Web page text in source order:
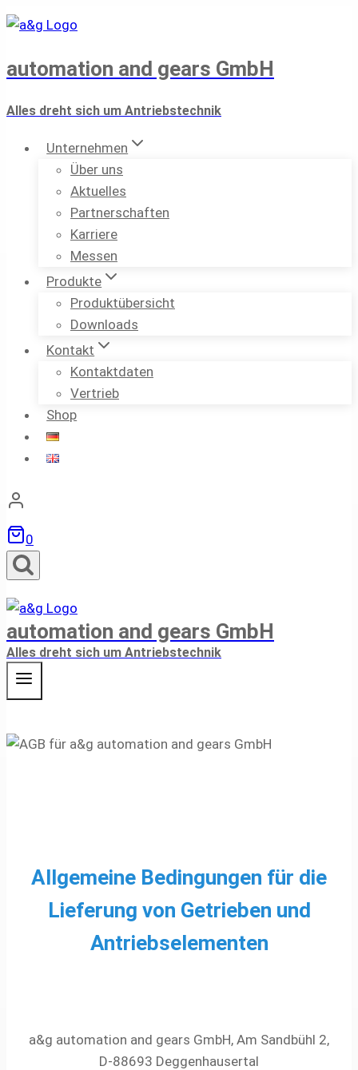
Zum
springen
automation and gears GmbH
Alles dreht sich um Antriebstechnik
Unternehmen
Über uns
Aktuelles
Partnerschaften
Karriere
Messen
Produkte
Produktübersicht
Downloads
Kontakt
Kontaktdaten
Vertrieb
Shop
0
automation and gears GmbH
Alles dreht sich um Antriebstechnik
Allgemeine Bedingungen für die
Lieferung von Getrieben und
Antriebselementen
a&g automation and gears GmbH, Am Sandbühl 2,
D-88693 Deggenhausertal